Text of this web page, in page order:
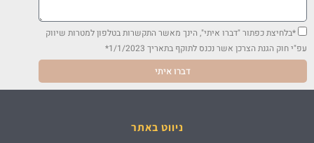
ע
ה
ה
ס
כ
מ
ה
*בלחיצת כפתור "דברו איתי", הינך מאשר התקשרות בטלפון למטרות שיווק
עפ"י חוק הגנת הצרכן אשר נכנס לתוקף בתאריך 1/1/2023*
דברו איתי
ניווט באתר